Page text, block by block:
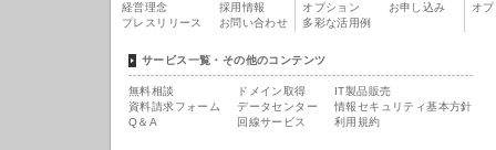
経営理念
プレスリリース
採用情報
お問い合わせ
オプション
多彩な活用例
お申し込み
オ
サービス一覧・その他のコンテンツ
無料相談
資料請求フォーム
Q＆A
ドメイン取得
データセンター
回線サービス
IT製品販売
情報セキュリティ基本方針
利用規約